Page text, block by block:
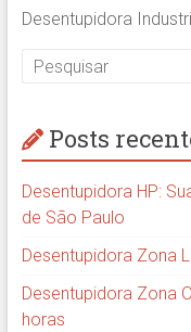
Desentupidora
Posts
Desentupidora HP:
de São Paulo
Desentupidora Zona
Desentupidora Zona
horas